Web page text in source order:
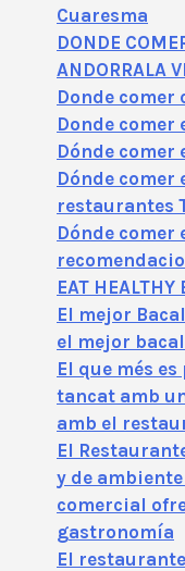
Cuaresma
DONDE
ANDORRALA
Donde
Donde comer
Dónde comer
Dónde comer
restaurantes
Dónde comer
EAT HEALTHY
El mejor
el mejor
El que més
tancat amb
amb el
El
y de
comercial
gastronomía
El restaurante